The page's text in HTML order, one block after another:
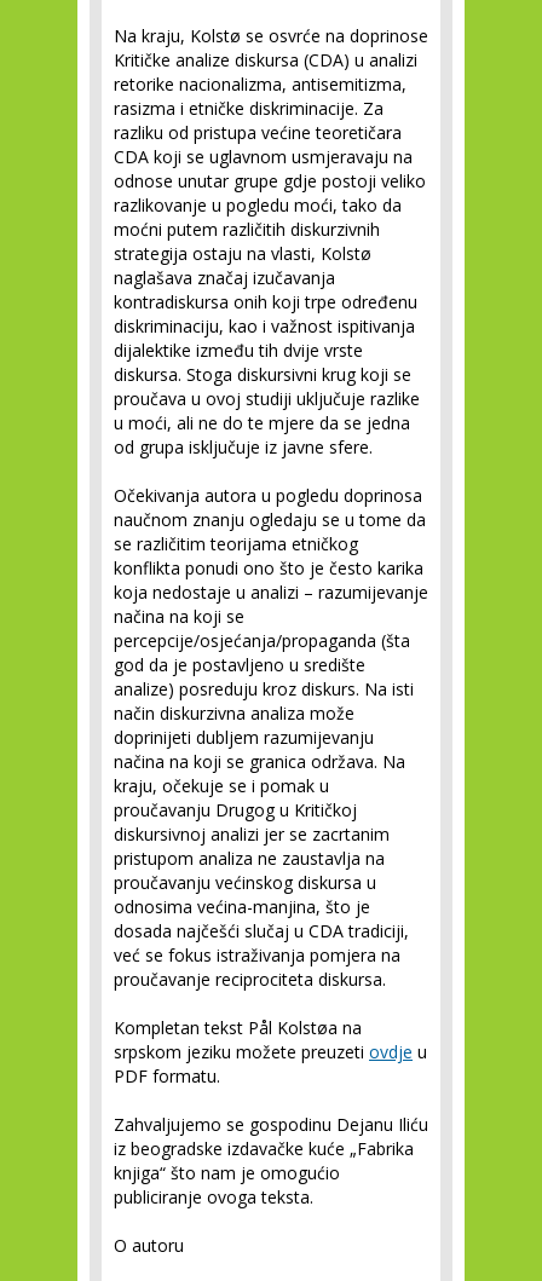
Na kraju, Kolstø se osvrće na doprinose
Kritičke analize diskursa (CDA) u analizi
retorike nacionalizma, antisemitizma,
rasizma i etničke diskriminacije. Za
razliku od pristupa većine teoretičara
CDA koji se uglavnom usmjeravaju na
odnose unutar grupe gdje postoji veliko
razlikovanje u pogledu moći, tako da
moćni putem različitih diskurzivnih
strategija ostaju na vlasti, Kolstø
naglašava značaj izučavanja
kontradiskursa onih koji trpe određenu
diskriminaciju, kao i važnost ispitivanja
dijalektike između tih dvije vrste
diskursa. Stoga diskursivni krug koji se
proučava u ovoj studiji uključuje razlike
u moći, ali ne do te mjere da se jedna
od grupa isključuje iz javne sfere.
Očekivanja autora u pogledu doprinosa
naučnom znanju ogledaju se u tome da
se različitim teorijama etničkog
konflikta ponudi ono što je često karika
koja nedostaje u analizi – razumijevanje
načina na koji se
percepcije/osjećanja/propaganda (šta
god da je postavljeno u središte
analize) posreduju kroz diskurs. Na isti
način diskurzivna analiza može
doprinijeti dubljem razumijevanju
načina na koji se granica održava. Na
kraju, očekuje se i pomak u
proučavanju Drugog u Kritičkoj
diskursivnoj analizi jer se zacrtanim
pristupom analiza ne zaustavlja na
proučavanju većinskog diskursa u
odnosima većina-manjina, što je
dosada najčešći slučaj u CDA tradiciji,
već se fokus istraživanja pomjera na
proučavanje reciprociteta diskursa.
Kompletan tekst Pål Kolstøa na
srpskom jeziku možete preuzeti ovdje u
PDF formatu.
Zahvaljujemo se gospodinu Dejanu Iliću
iz beogradske izdavačke kuće „Fabrika
knjiga“ što nam je omogućio
publiciranje ovoga teksta.
O autoru